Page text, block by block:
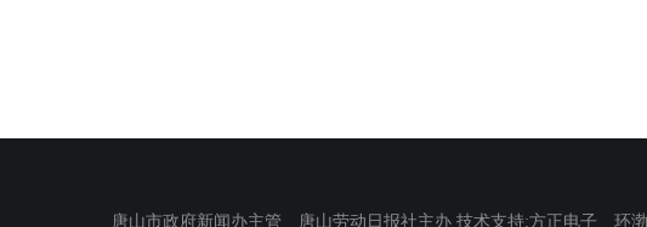
唐山市政府新闻办主管 唐山劳动日报社主办 技术支持:方正电子 环